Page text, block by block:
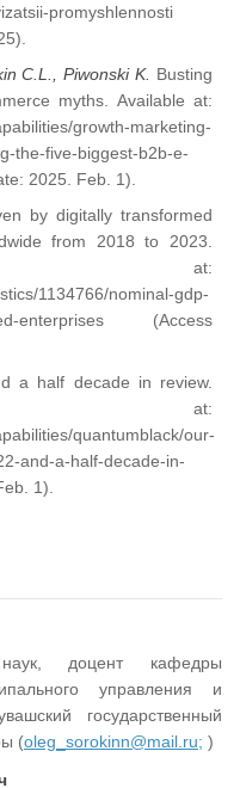
promyshlennosti
C.L., Piwonski K. Busting
myths. Available at:
growth-marketing-
the-five-biggest-b2b-e-
2025. Feb. 1).
by digitally transformed
from 2018 to 2023.
at:
1134766/nominal-gdp-
enterprises (Access
a half decade in review.
at:
quantumblack/our-
and-a-half-decade-in-
1).
наук, доцент кафедры
управления и
государственный
(oleg_sorokinn@mail.ru; )